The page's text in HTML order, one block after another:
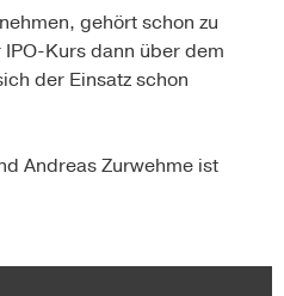
gehört schon zu
Kurs dann über dem
der Einsatz schon
Andreas Zurwehme ist